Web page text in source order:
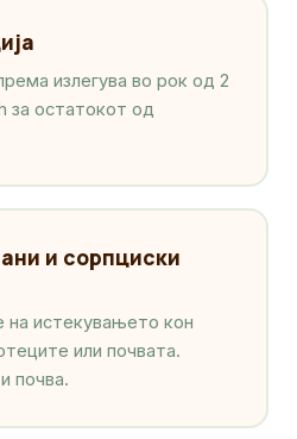
излегува во рок од 2
за остатокот од
и сорпциски
истекувањето кон
или почвата.
почва.